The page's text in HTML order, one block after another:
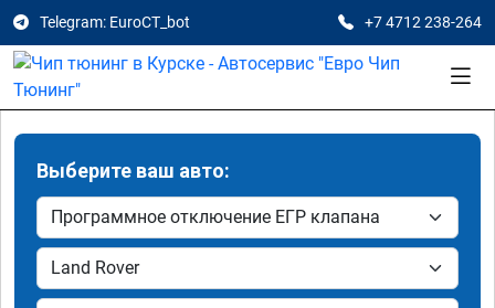
Telegram: EuroCT_bot +7 4712 238-264
Выберите ваш авто: